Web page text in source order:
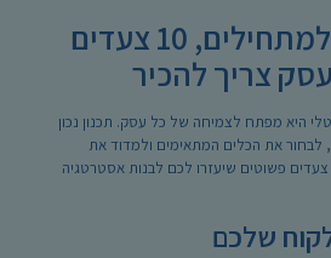
שיווק דיגיטלי למתחילים, 10 צעדים
צריך להכיר
היא מפתח לצמיחה של כל עסק. תכנון נכון
לבחור את הכלים המתאימים ולמדוד את
הביצועים לאורך זמן. הנה 10 צעדים פשוטים שיעזרו לכם לבנות אסטרטגיה